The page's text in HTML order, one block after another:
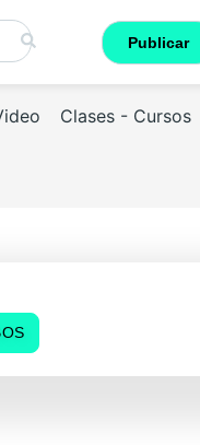
Publicar
Clases - Cursos